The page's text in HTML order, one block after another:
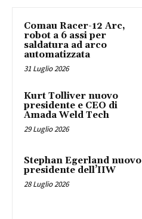
Comau Racer-12 Arc,
robot a 6 assi per
saldatura ad arco
automatizzata
31 Luglio 2026
Kurt Tolliver nuovo
presidente e CEO di
Amada Weld Tech
29 Luglio 2026
Stephan Egerland nuovo
presidente dell’IIW
28 Luglio 2026